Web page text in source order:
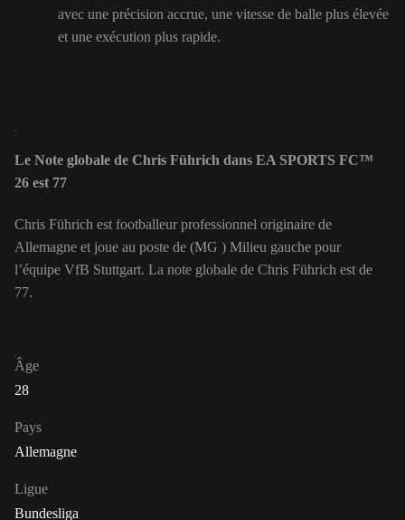
avec une précision accrue, une vitesse de balle plus élevée
et une exécution plus rapide.
Le Note globale de Chris Führich dans EA SPORTS FC™
26 est 77
Chris Führich est footballeur professionnel originaire de
Allemagne et joue au poste de (MG ) Milieu gauche pour
l’équipe VfB Stuttgart. La note globale de Chris Führich est de
77.
Âge
28
Pays
Allemagne
Ligue
Bundesliga